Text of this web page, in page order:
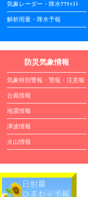
気象レーダー・降水ﾅｳｷｬｽﾄ
解析雨量・降水予報
防災気象情報
気象特別警報・警報・注意報
台風情報
地震情報
津波情報
火山情報